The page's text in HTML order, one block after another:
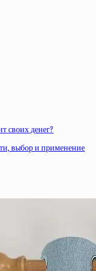
своих денег?
выбор и применение